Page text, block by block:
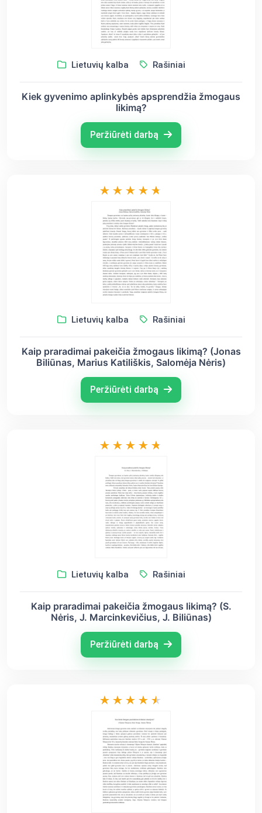
Lietuvių kalba Rašiniai
Kiek gyvenimo aplinkybės apsprendžia žmogaus
likimą?
Peržiūrėti darbą
Lietuvių kalba Rašiniai
Kaip praradimai pakeičia žmogaus likimą? (Jonas
Biliūnas, Marius Katiliškis, Salomėja Nėris)
Peržiūrėti darbą
Lietuvių kalba Rašiniai
Kaip praradimai pakeičia žmogaus likimą? (S.
Nėris, J. Marcinkevičius, J. Biliūnas)
Peržiūrėti darbą